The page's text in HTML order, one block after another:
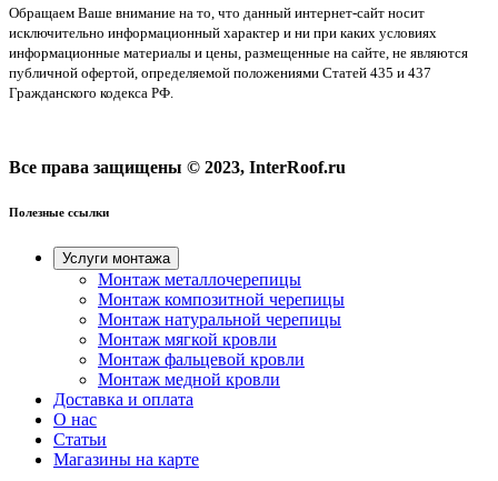
Обращаем Ваше внимание на то, что данный интернет-сайт носит
исключительно информационный характер и ни при каких условиях
информационные материалы и цены, размещенные на сайте, не являются
публичной офертой, определяемой положениями Статей 435 и 437
Гражданского кодекса РФ.
Все права защищены © 2023, InterRoof.ru
Полезные ссылки
Услуги монтажа
Монтаж металлочерепицы
Монтаж композитной черепицы
Монтаж натуральной черепицы
Монтаж мягкой кровли
Монтаж фальцевой кровли
Монтаж медной кровли
Доставка и оплата
О нас
Cтатьи
Магазины на карте